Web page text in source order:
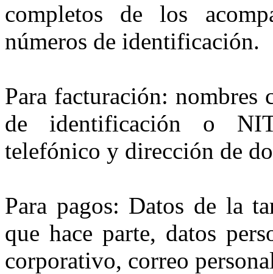
completos de los
números de identificación.
Para facturación: nombres
de identificación o
telefónico y dirección de
Para pagos: Datos de la
que hace parte, datos
corporativo, correo